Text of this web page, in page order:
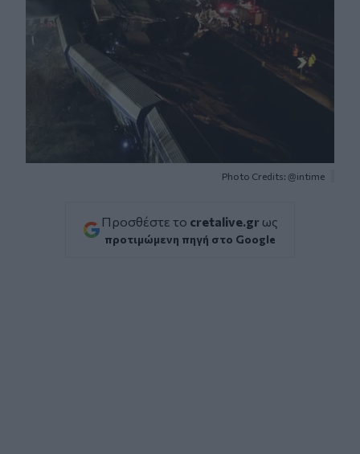
Photo Credits: @intime
Προσθέστε το cretalive.gr ως
προτιμώμενη πηγή στο Google